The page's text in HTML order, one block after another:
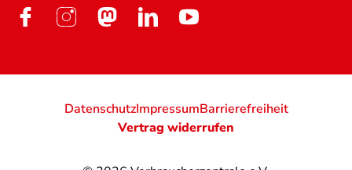
DatenschutzImpressumBarrierefreiheit
Vertrag widerrufen